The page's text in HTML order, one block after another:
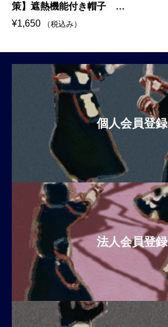
策】遮熱機能付き帽子
HS-CAP-W つば大きめベ
¥1,650 （税込み）
個人会員登録
法人会員登録